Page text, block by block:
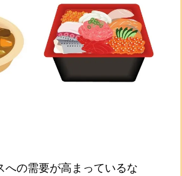
の需要が高まっているな